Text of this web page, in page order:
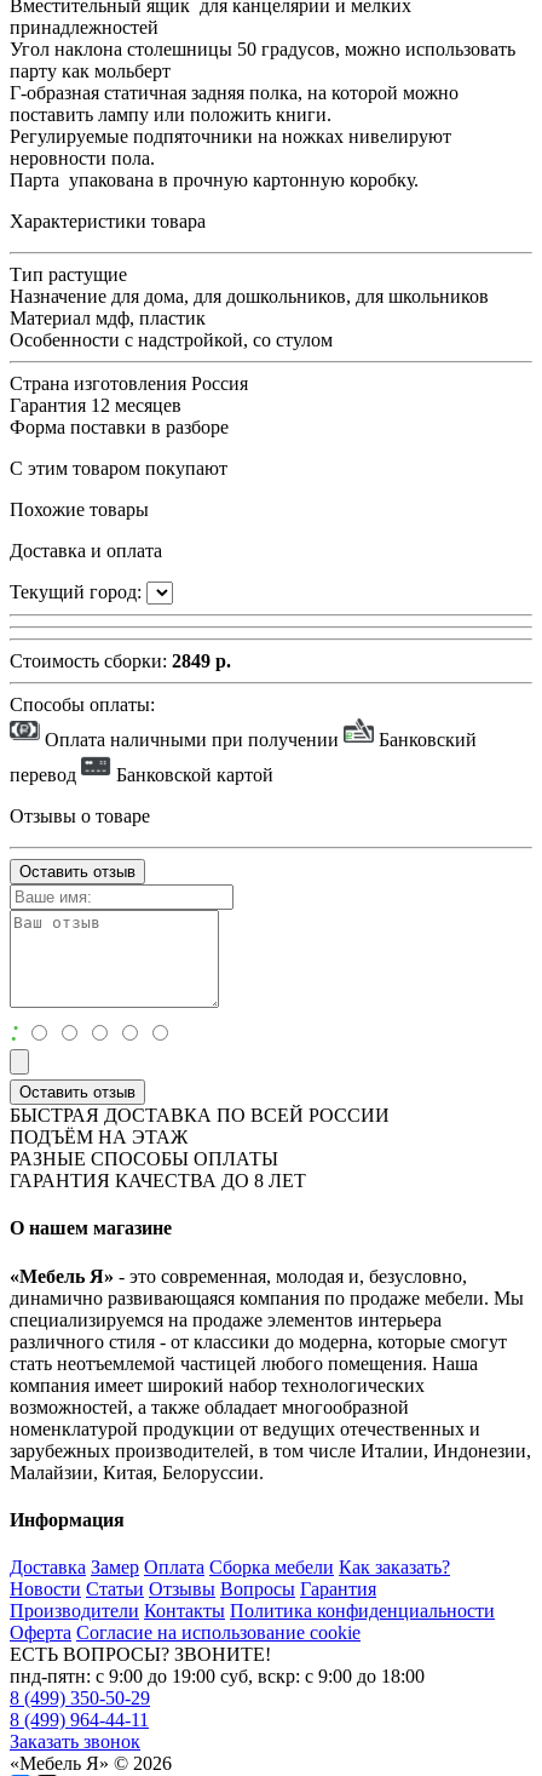
Вместительный ящик для канцелярии и мелких
принадлежностей
Угол наклона столешницы 50 градусов, можно использовать
парту как мольберт
Г-образная статичная задняя полка, на которой можно
поставить лампу или положить книги.
Регулируемые подпяточники на ножках нивелируют
неровности пола.
Парта упакована в прочную картонную коробку.
Характеристики товара
Тип растущие
Назначение для дома, для дошкольников, для школьников
Материал мдф, пластик
Особенности с надстройкой, со стулом
Страна изготовления Россия
Гарантия 12 месяцев
Форма поставки в разборе
С этим товаром покупают
Похожие товары
Доставка и оплата
Текущий город:
Стоимость сборки: 2849 р.
Способы оплаты:
Оплата наличными при получении
Банковский
перевод
Банковской картой
Отзывы о товаре
Оставить отзыв
:
Оставить отзыв
БЫСТРАЯ ДОСТАВКА ПО ВСЕЙ РОССИИ
ПОДЪЁМ НА ЭТАЖ
РАЗНЫЕ СПОСОБЫ ОПЛАТЫ
ГАРАНТИЯ КАЧЕСТВА ДО 8 ЛЕТ
О нашем магазине
«Мебель Я» - это современная, молодая и, безусловно,
динамично развивающаяся компания по продаже мебели. Мы
специализируемся на продаже элементов интерьера
различного стиля - от классики до модерна, которые смогут
стать неотъемлемой частицей любого помещения. Наша
компания имеет широкий набор технологических
возможностей, а также обладает многообразной
номенклатурой продукции от ведущих отечественных и
зарубежных производителей, в том числе Италии, Индонезии,
Малайзии, Китая, Белоруссии.
Информация
Доставка Замер Оплата Сборка мебели Как заказать?
Новости Статьи Отзывы Вопросы Гарантия
Производители Контакты Политика конфиденциальности
Оферта Согласие на использование cookie
ЕСТЬ ВОПРОСЫ? ЗВОНИТЕ!
пнд-пятн: с 9:00 до 19:00 суб, вскр: с 9:00 до 18:00
8 (499) 350-50-29
8 (499) 964-44-11
Заказать звонок
«Мебель Я» © 2026